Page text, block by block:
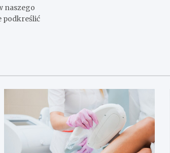
naszego
podkreślić